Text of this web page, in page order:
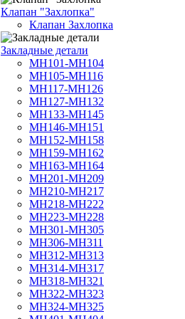
Клапан "Захлопка"
Клапан Захлопка
Закладные детали
МН101-МН104
МН105-МН116
МН117-МН126
МН127-МН132
МН133-МН145
МН146-МН151
МН152-МН158
МН159-МН162
МН163-МН164
МН201-МН209
МН210-МН217
МН218-МН222
МН223-МН228
МН301-МН305
МН306-МН311
МН312-МН313
МН314-МН317
МН318-МН321
МН322-МН323
МН324-МН325